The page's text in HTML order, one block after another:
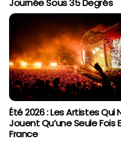
Journée Sous 35 Degrés
Été 2026 : Les Artistes Qui
Jouent Qu’une Seule Fois
France